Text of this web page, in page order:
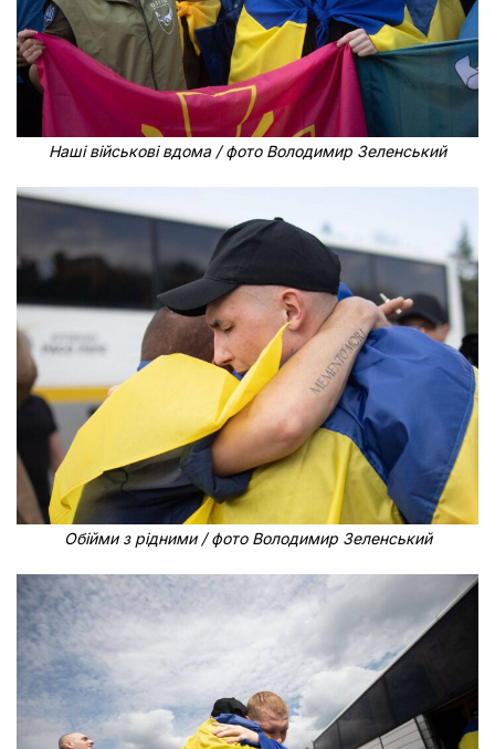
Наші військові вдома / фото Володимир Зеленський
Обійми з рідними / фото Володимир Зеленський